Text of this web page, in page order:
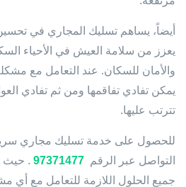
أيضاً، يساهم تسليك المجاري في
يعزز من سلامة العيش في الأحياء
والأمان للسكان. عند التعامل مع
يمكن تفادي تفاقمها ومن ثم تفادي
تترتب عليها.
للحصول على خدمة تسليك مجاري
التواصل عبر الرقم 97371477 . حيث
جميع الحلول اللازمة للتعامل مع